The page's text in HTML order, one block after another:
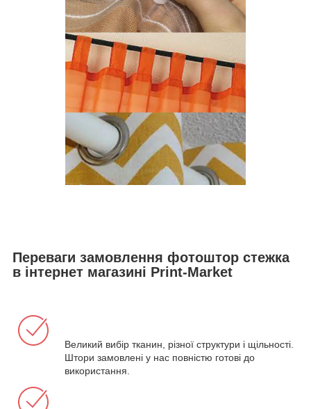
Переваги замовлення фотоштор стежка
в інтернет магазині Print-Market
Великий вибір тканин, різної структури і щільності.
Штори замовлені у нас повністю готові до
використання.